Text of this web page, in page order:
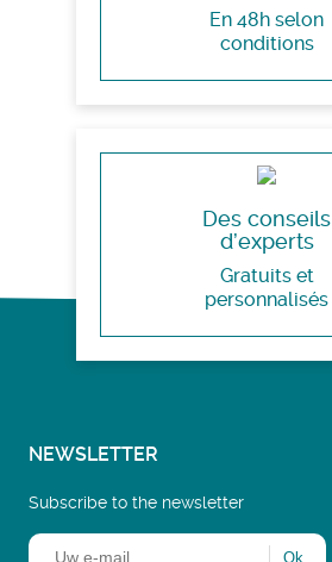
En 48h selon
conditions
Des conseils
d’experts
Gratuits et
personnalisés
NEWSLETTER
Subscribe to the newsletter